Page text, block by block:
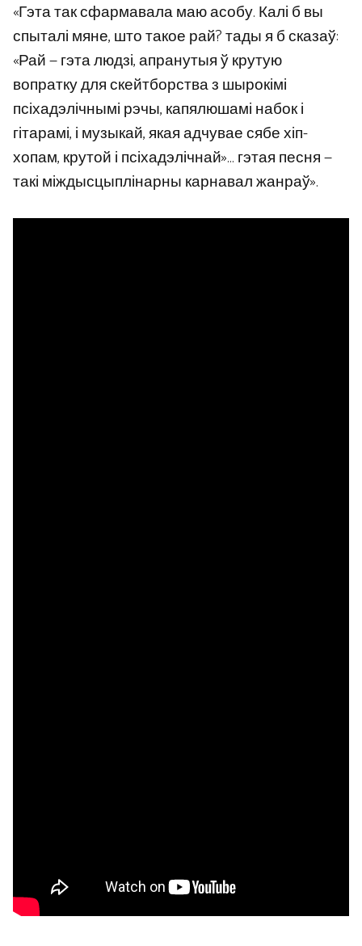
«Гэта так сфармавала маю асобу. Калі б вы
спыталі мяне, што такое рай? тады я б сказаў:
«Рай — гэта людзі, апранутыя ў крутую
вопратку для скейтборства з шырокімі
псіхадэлічнымі рэчы, капялюшамі набок і
гітарамі, і музыкай, якая адчувае сябе хіп-
хопам, крутой і псіхадэлічнай»… гэтая песня —
такі міждысцыплінарны карнавал жанраў».